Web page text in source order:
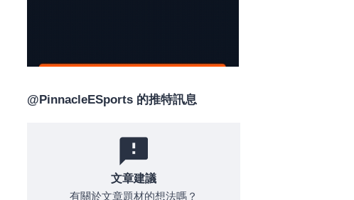
@PinnacleESports 的推特訊息
文章建議
有關於文章題材的想法嗎？